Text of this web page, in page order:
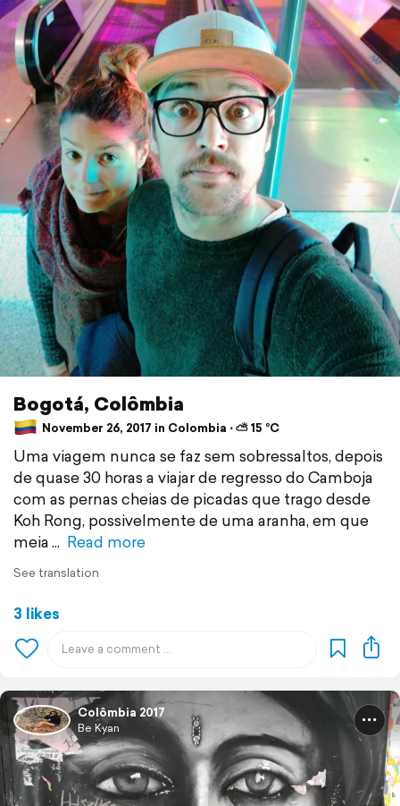
Bogotá, Colômbia
November 26, 2017 in Colombia ⋅ ⛅ 15 °C
Uma viagem nunca se faz sem sobressaltos, depois
de quase 30 horas a viajar de regresso do Camboja
com as pernas cheias de picadas que trago desde
Koh Rong, possivelmente de uma aranha, em que
meia
Read more
See translation
3 likes
Colômbia 2017
Be Kyan